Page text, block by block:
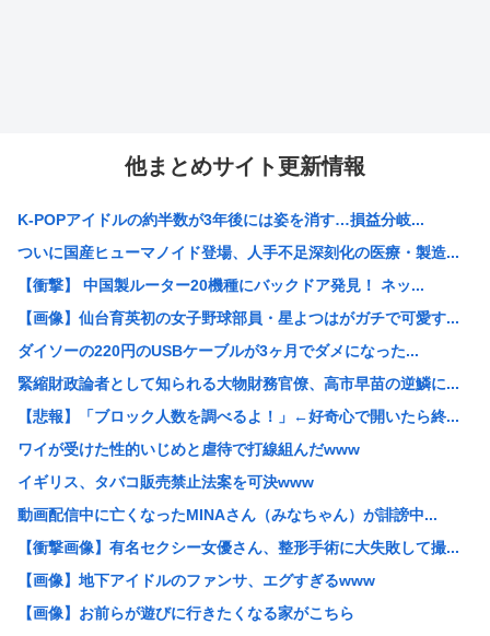
他まとめサイト更新情報
K-POPアイドルの約半数が3年後には姿を消す…損益分岐...
ついに国産ヒューマノイド登場、人手不足深刻化の医療・製造...
【衝撃】 中国製ルーター20機種にバックドア発見！ ネッ...
【画像】仙台育英初の女子野球部員・星よつはがガチで可愛す...
ダイソーの220円のUSBケーブルが3ヶ月でダメになった...
緊縮財政論者として知られる大物財務官僚、高市早苗の逆鱗に...
【悲報】「ブロック人数を調べるよ！」←好奇心で開いたら終...
ワイが受けた性的いじめと虐待で打線組んだwww
イギリス、タバコ販売禁止法案を可決www
動画配信中に亡くなったMINAさん（みなちゃん）が誹謗中...
【衝撃画像】有名セクシー女優さん、整形手術に大失敗して撮...
【画像】地下アイドルのファンサ、エグすぎるwww
【画像】お前らが遊びに行きたくなる家がこちら